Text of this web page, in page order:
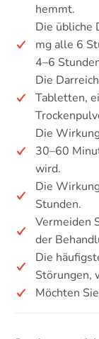
hemmt.
Die übliche
mg alle 6
4–6
Die
Tabletten,
Die
30–60
wird.
Die
Stunden.
Vermeiden
der
Die
Störungen,
Möchten